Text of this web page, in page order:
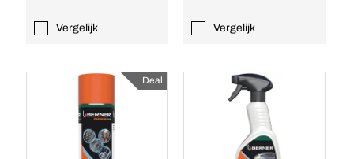
Vergelijk Vergelijk
Deal